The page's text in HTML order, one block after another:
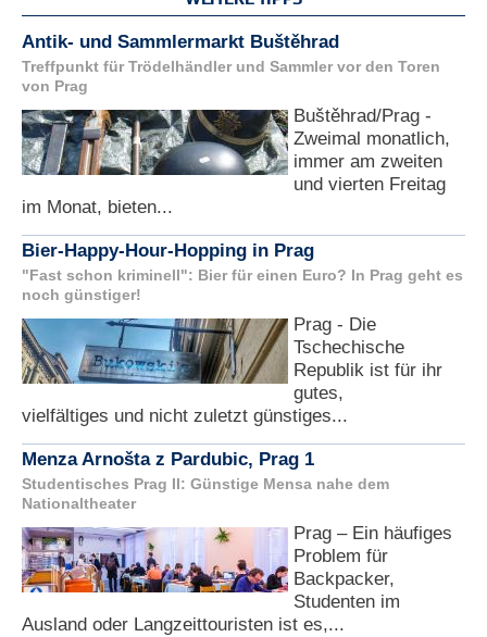
Antik- und Sammlermarkt Buštěhrad
Treffpunkt für Trödelhändler und Sammler vor den Toren
von Prag
Buštěhrad/Prag -
Zweimal monatlich,
immer am zweiten
und vierten Freitag
im Monat, bieten...
Bier-Happy-Hour-Hopping in Prag
"Fast schon kriminell": Bier für einen Euro? In Prag geht es
noch günstiger!
Prag - Die
Tschechische
Republik ist für ihr
gutes,
vielfältiges und nicht zuletzt günstiges...
Menza Arnošta z Pardubic, Prag 1
Studentisches Prag II: Günstige Mensa nahe dem
Nationaltheater
Prag – Ein häufiges
Problem für
Backpacker,
Studenten im
Ausland oder Langzeittouristen ist es,...